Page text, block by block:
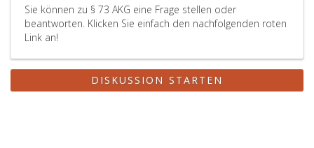
Sie können zu § 73 AKG eine Frage stellen oder
beantworten. Klicken Sie einfach den nachfolgenden roten
Link an!
DISKUSSION STARTEN